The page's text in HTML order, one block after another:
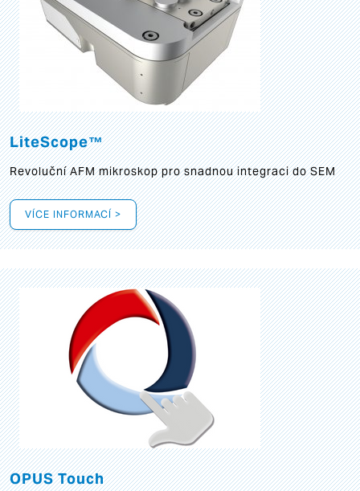
LiteScope™
Revoluční AFM mikroskop pro snadnou integraci do SEM
VÍCE INFORMACÍ >
OPUS Touch